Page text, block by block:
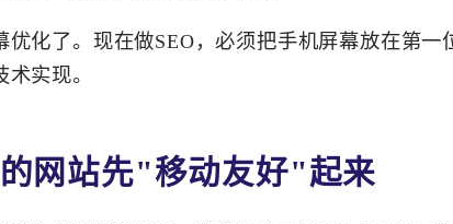
优化了。现在做SEO，必须把手机屏幕放在第
实现。
网站先"移动友好"起来